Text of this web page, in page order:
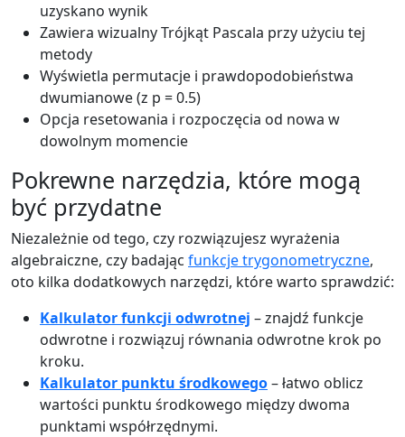
uzyskano wynik
Zawiera wizualny Trójkąt Pascala przy użyciu tej
metody
Wyświetla permutacje i prawdopodobieństwa
dwumianowe (z p = 0.5)
Opcja resetowania i rozpoczęcia od nowa w
dowolnym momencie
Pokrewne narzędzia, które mogą
być przydatne
Niezależnie od tego, czy rozwiązujesz wyrażenia
algebraiczne, czy badając funkcje trygonometryczne,
oto kilka dodatkowych narzędzi, które warto sprawdzić:
Kalkulator funkcji odwrotnej – znajdź funkcje
odwrotne i rozwiązuj równania odwrotne krok po
kroku.
Kalkulator punktu środkowego– łatwo oblicz
wartości punktu środkowego między dwoma
punktami współrzędnymi.